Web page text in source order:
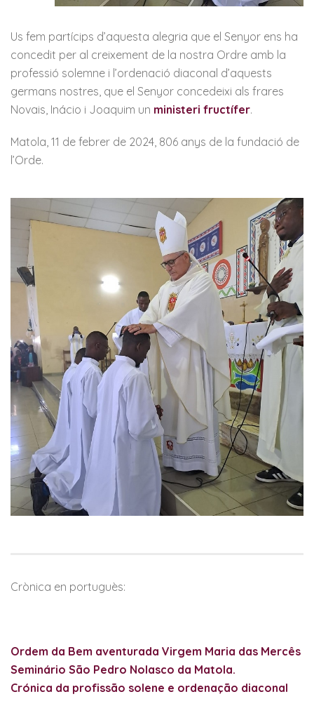
Us fem partícips d’aquesta alegria que el Senyor ens ha
concedit per al creixement de la nostra Ordre amb la
professió solemne i l’ordenació diaconal d’aquests
germans nostres, que el Senyor concedeixi als frares
Novais, Inácio i Joaquim un ministeri fructífer.
Matola, 11 de febrer de 2024, 806 anys de la fundació de
l’Orde.
Crònica en portuguès:
Ordem da Bem aventurada Virgem Maria das Mercês
Seminário São Pedro Nolasco da Matola.
Crónica da profissão solene e ordenação diaconal